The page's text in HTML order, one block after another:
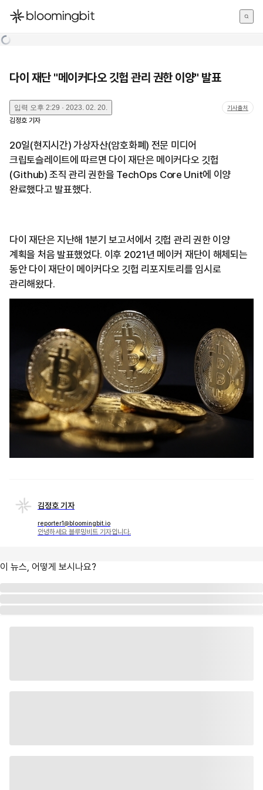
한국어
다이 재단 "메이커다오 깃헙 관리 권한 이양" 발표
입력 오후 2:29 · 2023. 02. 20. 기사출처
김정호 기자
20일(현지시간) 가상자산(암호화폐) 전문 미디어
크립토슬레이트에 따르면 다이 재단은 메이커다오 깃헙
(Github) 조직 관리 권한을 TechOps Core Unit에 이양
완료했다고 발표했다.
다이 재단은 지난해 1분기 보고서에서 깃헙 관리 권한 이양
계획을 처음 발표했었다. 이후 2021년 메이커 재단이 해체되는
동안 다이 재단이 메이커다오 깃헙 리포지토리를 임시로
관리해왔다.
김정호 기자
reporter1@bloomingbit.io
안녕하세요 블루밍비트 기자입니다.
이 뉴스, 어떻게 보시나요?